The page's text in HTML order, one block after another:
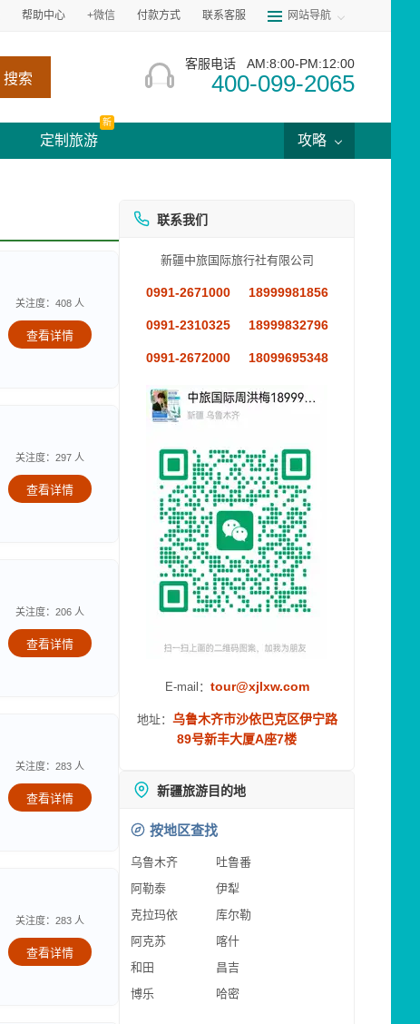
帮助中心 +微信 付款方式 联系客服 网站导航
搜索
客服电话 AM:8:00-PM:12:00
400-099-2065
定制旅游
新
攻略
关注度：408 人
查看详情
关注度：297 人
查看详情
关注度：206 人
查看详情
关注度：283 人
查看详情
关注度：283 人
查看详情
联系我们
新疆中旅国际旅行社有限公司
0991-2671000 18999981856
0991-2310325 18999832796
0991-2672000 18099695348
E-mail： tour@xjlxw.com
地址： 乌鲁木齐市沙依巴克区伊宁路
89号新丰大厦A座7楼
新疆旅游目的地
按地区查找
乌鲁木齐
吐鲁番
阿勒泰
伊犁
克拉玛依
库尔勒
阿克苏
喀什
和田
昌吉
博乐
哈密